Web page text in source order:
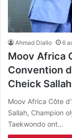
Ahmad Diallo 6
Moov Africa
Convention
Cheick Sallah
Moov Africa Côte
Sallah, Champion
Taekwondo ont…